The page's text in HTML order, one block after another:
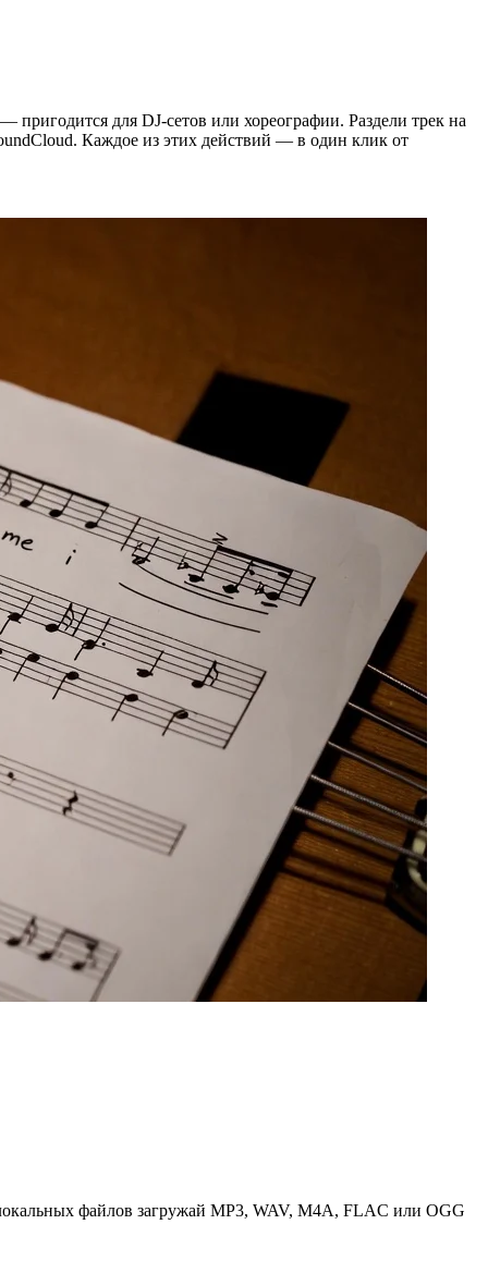
для DJ-сетов или хореографии. Раздели трек на
Каждое из этих действий — в один клик от
файлов загружай MP3, WAV, M4A, FLAC или OGG